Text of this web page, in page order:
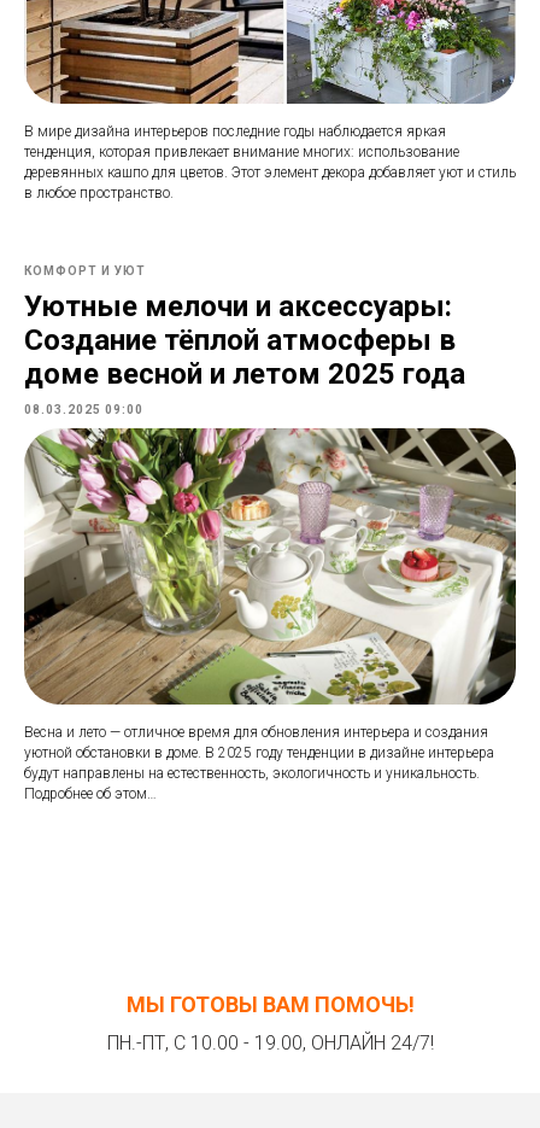
В мире дизайна интерьеров последние годы наблюдается яркая
тенденция, которая привлекает внимание многих: использование
деревянных кашпо для цветов. Этот элемент декора добавляет уют и стиль
в любое пространство.
КОМФОРТ И УЮТ
Уютные мелочи и аксессуары:
Создание тёплой атмосферы в
доме весной и летом 2025 года
08.03.2025 09:00
Весна и лето — отличное время для обновления интерьера и создания
уютной обстановки в доме. В 2025 году тенденции в дизайне интерьера
будут направлены на естественность, экологичность и уникальность.
Подробнее об этом…
МЫ ГОТОВЫ ВАМ ПОМОЧЬ!
ПН.-ПТ, С 10.00 - 19.00, ОНЛАЙН 24/7!